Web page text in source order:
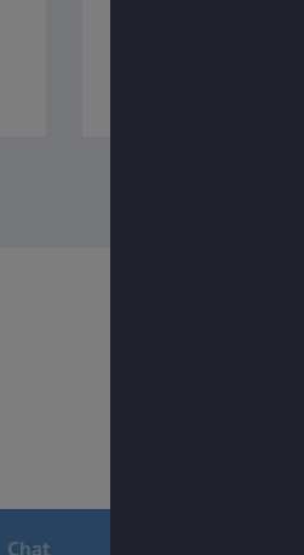
Chat